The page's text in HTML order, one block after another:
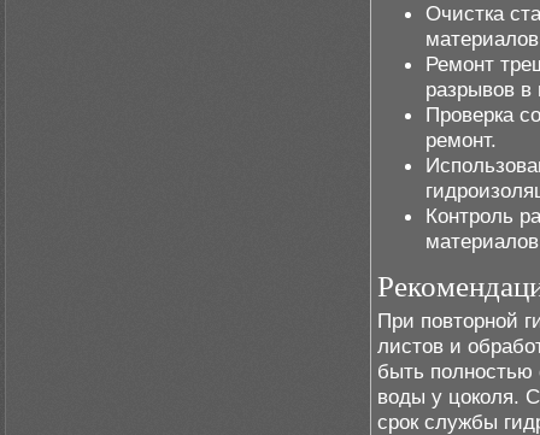
Очистка
Ремонт
разрывов
Проверка
ремонт.
Контроль
При повторной
листов и
быть полностью
воды у цоколя.
срок службы